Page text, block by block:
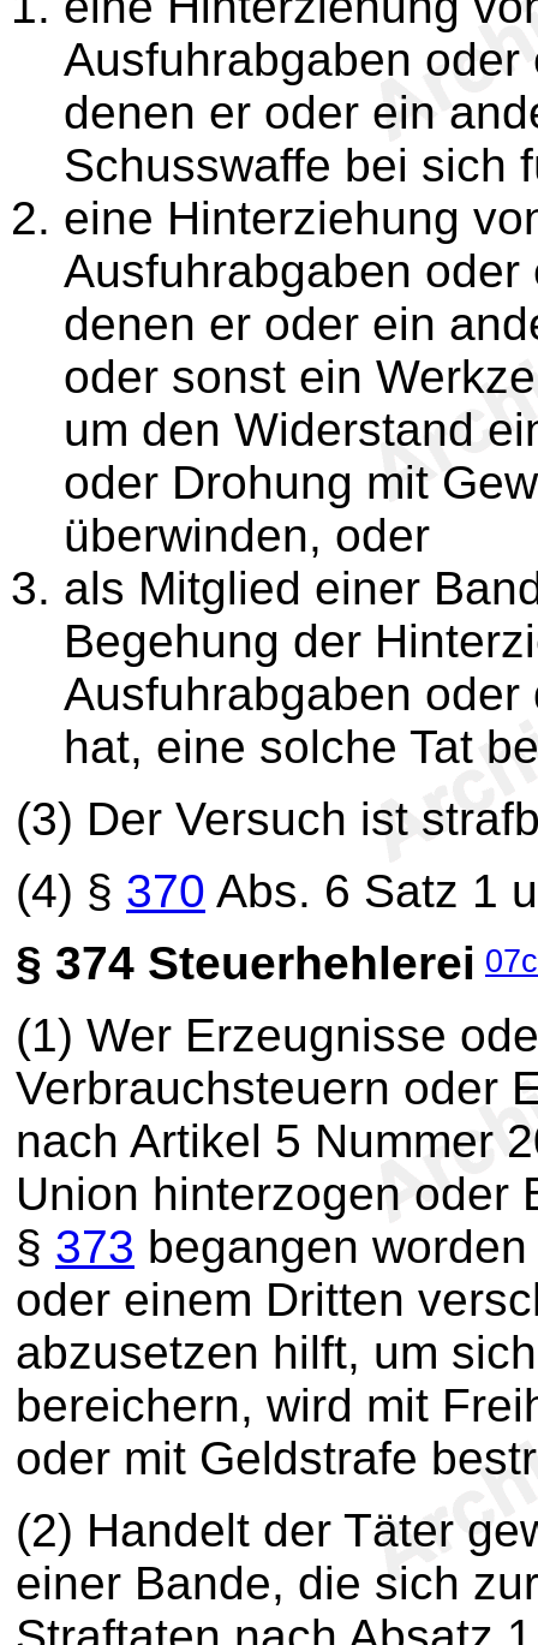
Ausfuhrabgaben
denen er oder ein
Schusswaffe bei sich
eine Hinterziehung
Ausfuhrabgaben
denen er oder ein
oder sonst ein
um den Widerstand
oder Drohung mit
überwinden, oder
als Mitglied einer
Begehung der
Ausfuhrabgaben
hat, eine solche Tat
(3) Der Versuch ist
(4) § 370 Abs. 6 Satz 1
§ 374 Steuerhehlerei 07c
(1) Wer Erzeugnisse
Verbrauchsteuern oder
nach Artikel 5 Nummer
Union hinterzogen oder
§ 373 begangen
oder einem Dritten
abzusetzen hilft, um
bereichern, wird mit
oder mit Geldstrafe
(2) Handelt der Täter
einer Bande, die sich